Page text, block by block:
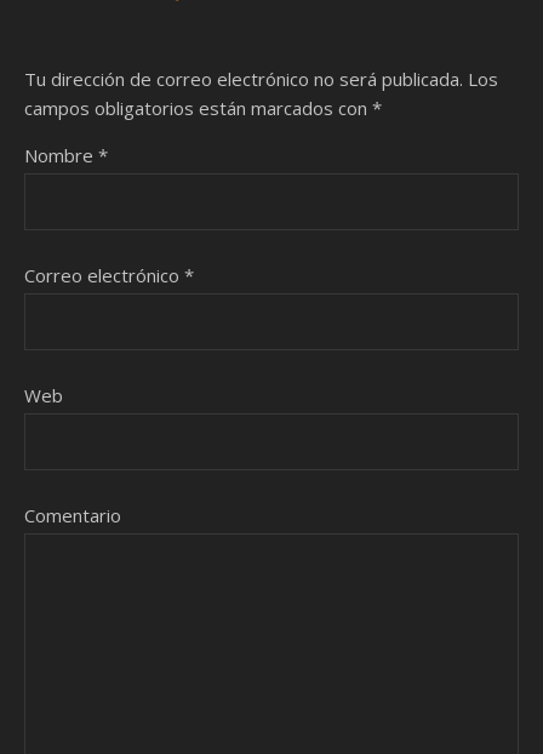
Tu dirección de correo electrónico no será publicada. Los
campos obligatorios están marcados con *
Nombre *
Correo electrónico *
Web
Comentario